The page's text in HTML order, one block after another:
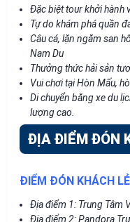
Đặc biệt tour khởi hành
Tự do khám phá quần
Câu cá, lặn ngắm san
Nam Du
Thưởng thức hải sản
Vui chơi tại Hòn Mấu,
Di chuyển bằng xe du
lượng cao.
ĐỊA ĐIỂM ĐÓN
ĐIỂM ĐÓN KHÁCH
Địa điểm 1: Trung Tâm
Địa điểm 2: Pandora